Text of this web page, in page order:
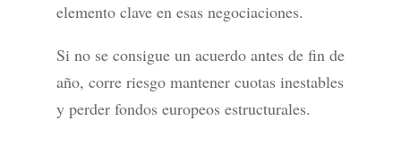
elemento clave en esas negociaciones.
Si no se consigue un acuerdo antes de fin de
año, corre riesgo mantener cuotas inestables
y perder fondos europeos estructurales.